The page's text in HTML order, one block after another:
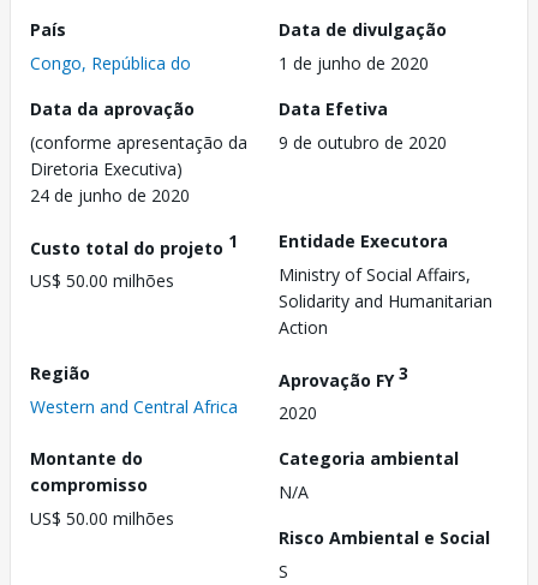
País
Congo, República do
Data de divulgação
1 de junho de 2020
Data da aprovação
(conforme apresentação da
Diretoria Executiva)
24 de junho de 2020
Data Efetiva
9 de outubro de 2020
Custo total do projeto 1
US$ 50.00 milhões
Entidade Executora
Ministry of Social Affairs,
Solidarity and Humanitarian
Action
Região
Western and Central Africa
Aprovação FY3
2020
Montante do
compromisso
US$ 50.00 milhões
Categoria ambiental
N/A
Risco Ambiental e Social
S